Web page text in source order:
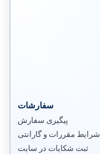
الستیکس،استریسک
وایرشارک
زبیکس مانیتورینگ
سفارشات
پیگیری سفارش
شرایط مقررات و گارانتی
ثبت شکایات در سایت